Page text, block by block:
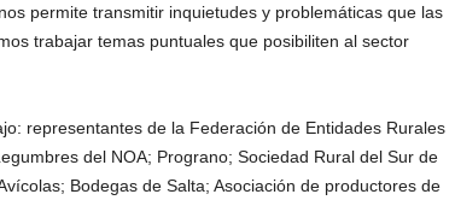
permite transmitir inquietudes y problemáticas que las
trabajar temas puntuales que posibiliten al sector
representantes de la Federación de Entidades Rurales
del NOA; Prograno; Sociedad Rural del Sur de
Bodegas de Salta; Asociación de productores de